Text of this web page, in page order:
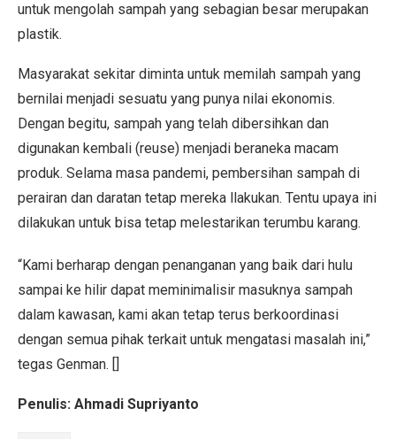
untuk mengolah sampah yang sebagian besar merupakan
plastik.
Masyarakat sekitar diminta untuk memilah sampah yang
bernilai menjadi sesuatu yang punya nilai ekonomis.
Dengan begitu, sampah yang telah dibersihkan dan
digunakan kembali (reuse) menjadi beraneka macam
produk. Selama masa pandemi, pembersihan sampah di
perairan dan daratan tetap mereka llakukan. Tentu upaya ini
dilakukan untuk bisa tetap melestarikan terumbu karang.
“Kami berharap dengan penanganan yang baik dari hulu
sampai ke hilir dapat meminimalisir masuknya sampah
dalam kawasan, kami akan tetap terus berkoordinasi
dengan semua pihak terkait untuk mengatasi masalah ini,”
tegas Genman. []
Penulis: Ahmadi Supriyanto